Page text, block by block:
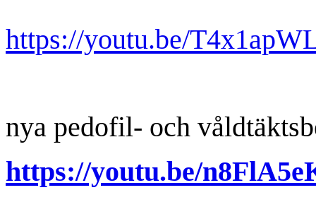
https://youtu.be/
nya pedofil- och
https://youtu.be/